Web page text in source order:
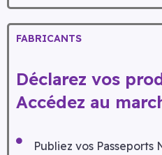
FABRICANTS
Déclarez vos
Accédez au
Publiez vos Passeports